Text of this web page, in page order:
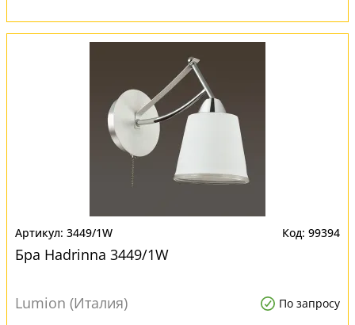
3449/1W 99394
Бра Hadrinna 3449/1W
Lumion (Италия) По запросу